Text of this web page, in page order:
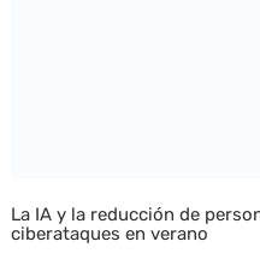
La IA y la reducción de
ciberataques en verano